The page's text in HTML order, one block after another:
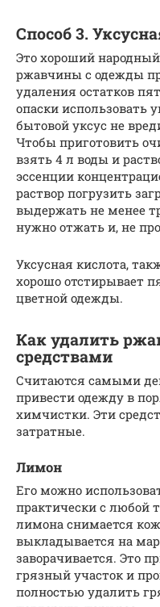
Способ 3.
Это хороший народный
ржавчины с одежды
удаления остатков
опаски использовать
бытовой уксус не
Чтобы приготовить
взять 4 л воды и
эссенции
раствор погрузить
выдержать не менее
нужно отжать и, не
Уксусная кислота,
хорошо отстирывает
цветной одежды.
Как удалить
средствами
Считаются самыми
привести одежду в
химчистки. Эти
затратные.
Лимон
Его можно
практически с любой
лимона снимается
выкладывается на
заворачивается. Это
грязный участок и
полностью удалить